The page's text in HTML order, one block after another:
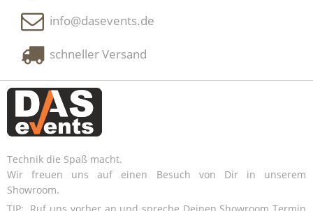
info@dasevents.de
schneller Versand
Technik die Spaß macht.
Wir freuen uns auf einen Besuch von Dir in unserem
Showroom.